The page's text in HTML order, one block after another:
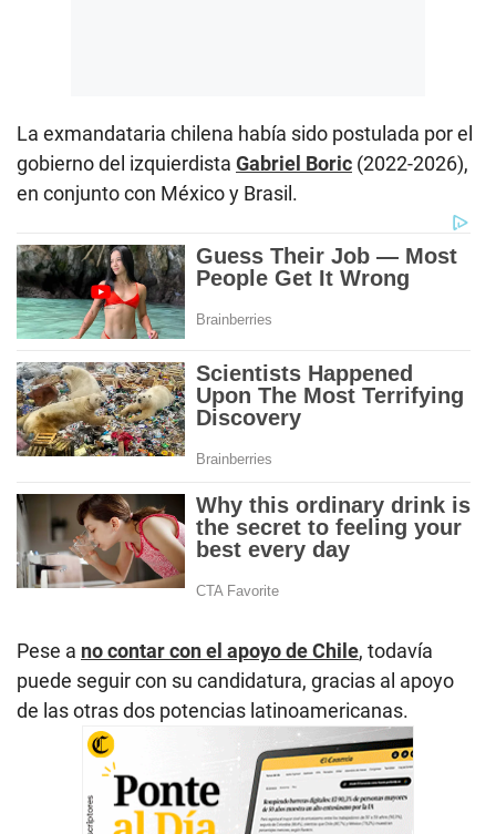
La exmandataria chilena había sido postulada por el
gobierno del izquierdista Gabriel Boric (2022-2026),
en conjunto con México y Brasil.
Pese a no contar con el apoyo de Chile, todavía
puede seguir con su candidatura, gracias al apoyo
de las otras dos potencias latinoamericanas.